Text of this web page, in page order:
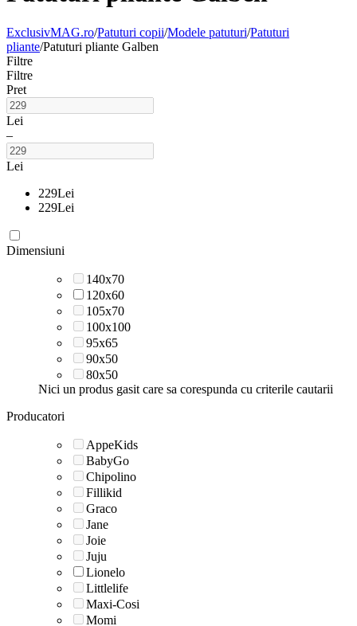
ExclusivMAG.ro/Patuturi copii/Modele patuturi/Patuturi
pliante/Patuturi pliante Galben
Filtre
Filtre
Pret
Lei
–
Lei
229Lei
229Lei
Dimensiuni
140x70
120x60
105x70
100x100
95x65
90x50
80x50
Nici un produs gasit care sa corespunda cu criterile cautarii
Producatori
AppeKids
BabyGo
Chipolino
Fillikid
Graco
Jane
Joie
Juju
Lionelo
Littlelife
Maxi-Cosi
Momi